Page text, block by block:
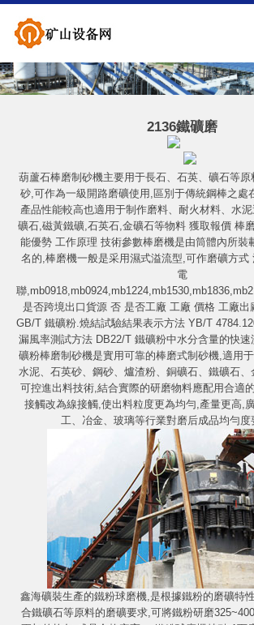
2136鐵礦磨
葫蘆石棒磨制砂機主要用于長石、石英、礦石等原
砂,可作為一級開路磨礦使用,區別于傳統鋼棒之處
產品性能較高也適用于制作磨料、耐火材料、水
礦石,磁黃鐵礦,石英石,金礦石等物料 獲取報價 棒
能優勢 工作原理 技術參數棒磨機是由筒體內所裝
名的,棒磨機一般是采用濕式溢流型,可作磨礦方式
電
聯
是否跨境出口貨源 否 是否工廠 工廠 價格 工廠出
GB/T 鐵礦粉.燒結試驗結果表示方法 YB/T
漏風率測試方法 DB22/T 鐵礦粉中水分含量的快
礦粉棒磨制砂機是實用可靠的棒磨式制砂機,適用
水泥、石英砂、鋼砂、爐渣粉、銅礦石、鐵礦石
可控進出料技術,結合實際的研磨物料應配用合適
接觸改為線接觸,使出料粒度更為均勻,產量更高,
工、冶金、玻璃等行業對磨后成品均勻度
鑫海礦裝生產的鐵粉球磨機,是根據鐵粉的磨礦特
合鐵礦石等原料的磨礦要求,可將鐵粉研磨